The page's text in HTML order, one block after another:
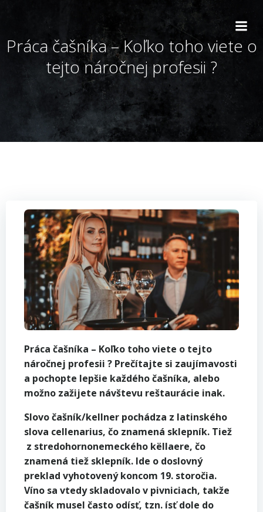
Skip
content
Práca čašníka – Koľko toho viete o
tejto náročnej profesii ?
Práca čašníka – Koľko toho viete o tejto
náročnej profesii ? Prečítajte si zaujímavosti
a pochopte lepšie každého čašníka, alebo
možno zažijete návštevu reštaurácie inak.
Slovo čašník/kellner pochádza z latinského
slova cellenarius, čo znamená sklepník. Tiež
z stredohornonemeckého këllaere, čo
znamená tiež sklepník. Ide o doslovný
preklad vyhotovený koncom 19. storočia.
Víno sa vtedy skladovalo v pivniciach, takže
čašník musel často odísť, tzn. ísť dole do